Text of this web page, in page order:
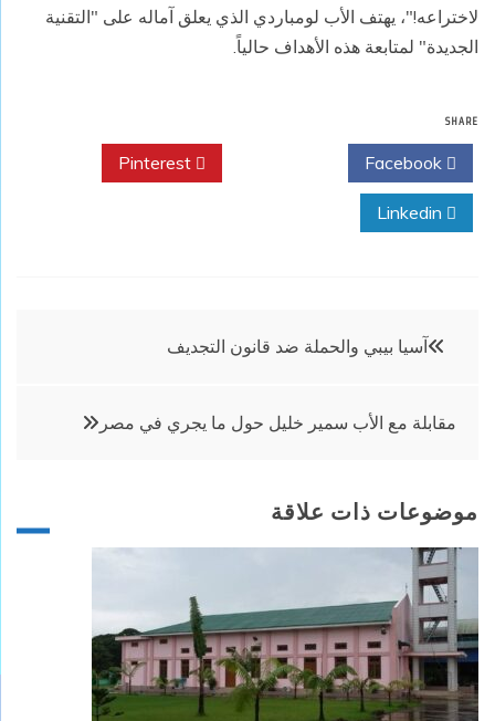
لاختراعه!"، يهتف الأب لومباردي الذي يعلق آماله على "التقنية
الجديدة" لمتابعة هذه الأهداف حالياً.
SHARE
تصفّح
المقالات
آسيا بيبي والحملة ضد قانون التجديف
مقابلة مع الأب سمير خليل حول ما يجري في مصر
موضوعات ذات علاقة